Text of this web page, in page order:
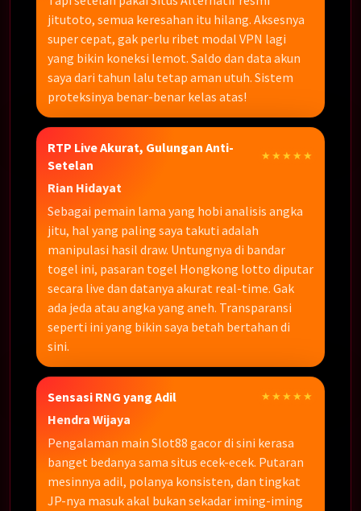
jitutoto, semua keresahan itu hilang. Aksesnya
super cepat, gak perlu ribet modal VPN lagi
yang bikin koneksi lemot. Saldo dan data akun
saya dari tahun lalu tetap aman utuh. Sistem
proteksinya benar-benar kelas atas!
RTP Live Akurat, Gulungan Anti-
Setelan
★★★★★
Rian Hidayat
Sebagai pemain lama yang hobi analisis angka
jitu, hal yang paling saya takuti adalah
manipulasi hasil draw. Untungnya di bandar
togel ini, pasaran togel Hongkong lotto diputar
secara live dan datanya akurat real-time. Gak
ada jeda atau angka yang aneh. Transparansi
seperti ini yang bikin saya betah bertahan di
sini.
Sensasi RNG yang Adil ★★★★★
Hendra Wijaya
Pengalaman main Slot88 gacor di sini kerasa
banget bedanya sama situs ecek-ecek. Putaran
mesinnya adil, polanya konsisten, dan tingkat
JP-nya masuk akal bukan sekadar iming-iming